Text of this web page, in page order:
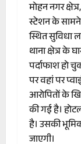
मोहन नगर
स्टेशन के
स्थित
थाना क्षेत्र के
पर्दाफाश हो
पर वहां पर
आरोपितों के
की गई है।
है। उसकी
जाएगी।